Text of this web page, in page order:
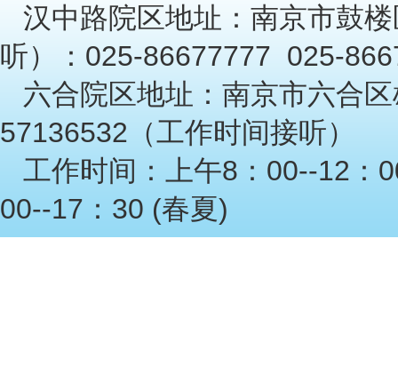
汉中路院区地址：南京市鼓
听）：025-86677777 025-
六合院区地址：南京市六合
57136532（工作时间接听）
工作时间：上午8：00--12
00--17：30 (春夏)